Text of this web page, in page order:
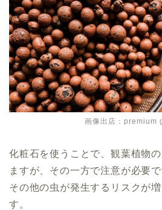
画像出店：premium
化粧石を使うことで、観葉植物
ますが、その一方で注意が必要
その他の虫が発生するリスクが
す。